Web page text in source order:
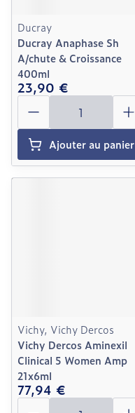
Ducray
Ducray Anaphase Sh
A/chute & Croissance
400ml
23,90 €
Quantité
Ajouter au panier
Vichy, Vichy Dercos
Vichy Dercos Aminexil
Clinical 5 Women Amp
21x6ml
77,94 €
Quantité